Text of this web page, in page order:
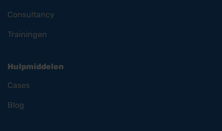
Consultancy
Trainingen
Hulpmiddelen
Cases
Blog